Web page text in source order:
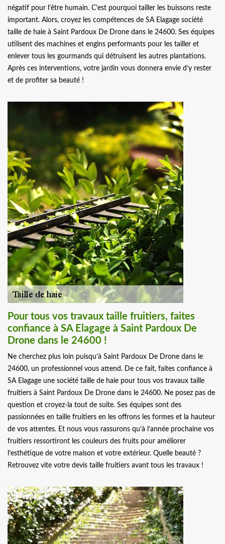
négatif pour l’être humain. C’est pourquoi tailler les buissons reste
important. Alors, croyez les compétences de SA Elagage société
taille de haie à Saint Pardoux De Drone dans le 24600. Ses équipes
utilisent des machines et engins performants pour les tailler et
enlever tous les gourmands qui détruisent les autres plantations.
Après ces interventions, votre jardin vous donnera envie d’y rester
et de profiter sa beauté !
Pour tous vos travaux taille fruitiers, faites
confiance à SA Elagage à Saint Pardoux De
Drone dans le 24600 !
Ne cherchez plus loin puisqu’à Saint Pardoux De Drone dans le
24600, un professionnel vous attend. De ce fait, faites confiance à
SA Elagage une société taille de haie pour tous vos travaux taille
fruitiers à Saint Pardoux De Drone dans le 24600. Ne posez pas de
question et croyez-la tout de suite. Ses équipes sont des
passionnées en taille fruitiers en les offrons les formes et la hauteur
de vos attentes. Et nous vous rassurons qu’à l’année prochaine vos
fruitiers ressortiront les couleurs des fruits pour améliorer
l’esthétique de votre maison et votre extérieur. Quelle beauté ?
Retrouvez vite votre devis taille fruitiers avant tous les travaux !